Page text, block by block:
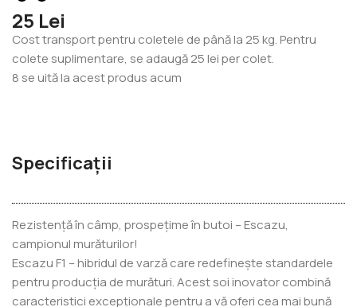
25 Lei
Cost transport pentru coletele de până la 25 kg. Pentru
colete suplimentare, se adaugă 25 lei per colet.
8 se uită la acest produs acum
Specificații
Rezistență în câmp, prospețime în butoi – Escazu,
campionul murăturilor!
Escazu F1 – hibridul de varză care redefinește standardele
pentru producția de murături. Acest soi inovator combină
caracteristici excepționale pentru a vă oferi cea mai bună